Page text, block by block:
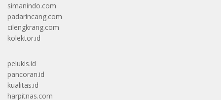
simanindo.com
padarincang.com
cilengkrang.com
kolektor.id
pelukis.id
pancoran.id
kualitas.id
harpitnas.com